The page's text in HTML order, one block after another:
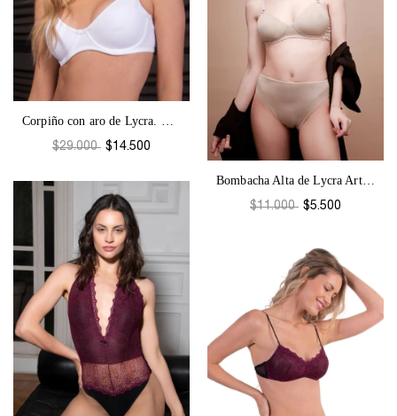
Corpiño con aro de Lycra. Beba-1309
$29.000 $14.500
Bombacha Alta de Lycra Art. 2307
$11.000 $5.500